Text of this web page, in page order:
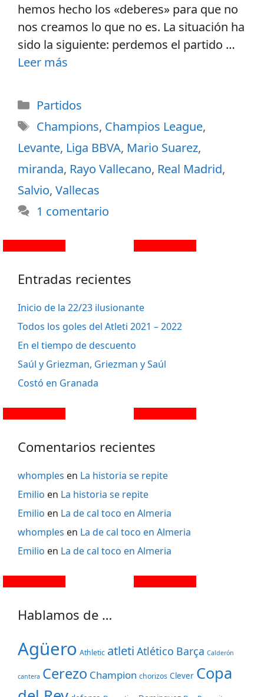
hemos hecho los «deberes» para que no
nos creamos lo que no es. La situación ha
sido la siguiente: perdemos el partido …
Leer más
Partidos
Champions, Champios League,
Levante, Liga BBVA, Mario Suarez,
miranda, Rayo Vallecano, Real Madrid,
Salvio, Vallecas
1 comentario
Entradas recientes
Inicio de la 22/23 ilusionante
Todos los goles del Atleti 2021 – 2022
En el tiempo de descuento
Saúl y Griezman, Griezman y Saúl
Costó en Granada
Comentarios recientes
whomples en La historia se repite
Emilio en La historia se repite
Emilio en La de cal toco en Almeria
whomples en La de cal toco en Almeria
Emilio en La de cal toco en Almeria
Hablamos de …
Agüero Athletic atleti Atlético Barça Calderón
cantera Cerezo Champion chorizos Clever Copa